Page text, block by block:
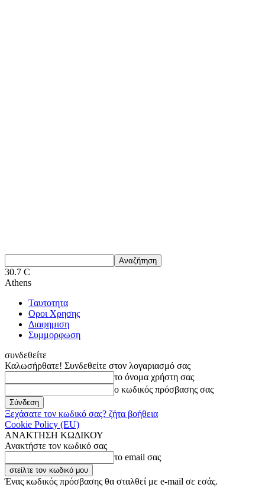
30.7 C
Athens
Ταυτοτητα
Οροι Χρησης
Διαφημιση
Συμμορφωση
συνδεθείτε
Καλωσήρθατε! Συνδεθείτε στον λογαριασμό σας
το όνομα χρήστη σας
ο κωδικός πρόσβασης σας
Ξεχάσατε τον κωδικό σας? ζήτα βοήθεια
Cookie Policy (EU)
ΑΝΑΚΤΗΣΗ ΚΩΔΙΚΟΥ
Ανακτήστε τον κωδικό σας
το email σας
Ένας κωδικός πρόσβασης θα σταλθεί με e-mail σε εσάς.